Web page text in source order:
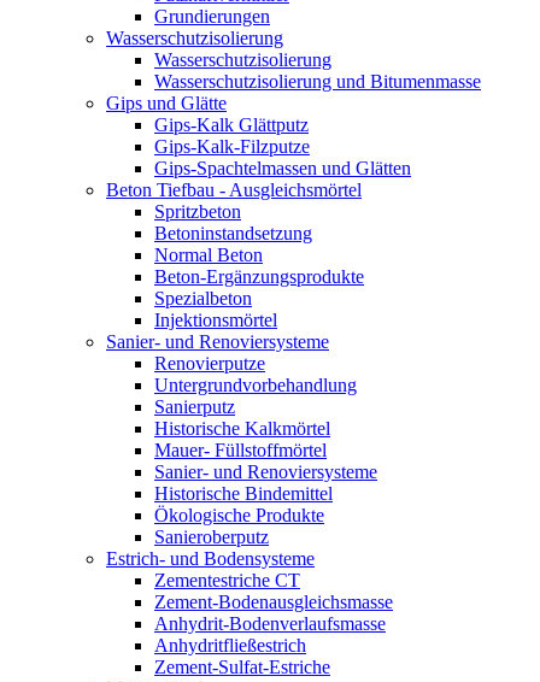
Grundierungen
Wasserschutzisolierung
Wasserschutzisolierung
Wasserschutzisolierung und Bitumenmasse
Gips und Glätte
Gips-Kalk Glättputz
Gips-Kalk-Filzputze
Gips-Spachtelmassen und Glätten
Beton Tiefbau - Ausgleichsmörtel
Spritzbeton
Betoninstandsetzung
Normal Beton
Beton-Ergänzungsprodukte
Spezialbeton
Injektionsmörtel
Sanier- und Renoviersysteme
Renovierputze
Untergrundvorbehandlung
Sanierputz
Historische Kalkmörtel
Mauer- Füllstoffmörtel
Sanier- und Renoviersysteme
Historische Bindemittel
Ökologische Produkte
Sanieroberputz
Estrich- und Bodensysteme
Zementestriche CT
Zement-Bodenausgleichsmasse
Anhydrit-Bodenverlaufsmasse
Anhydritfließestrich
Zement-Sulfat-Estriche